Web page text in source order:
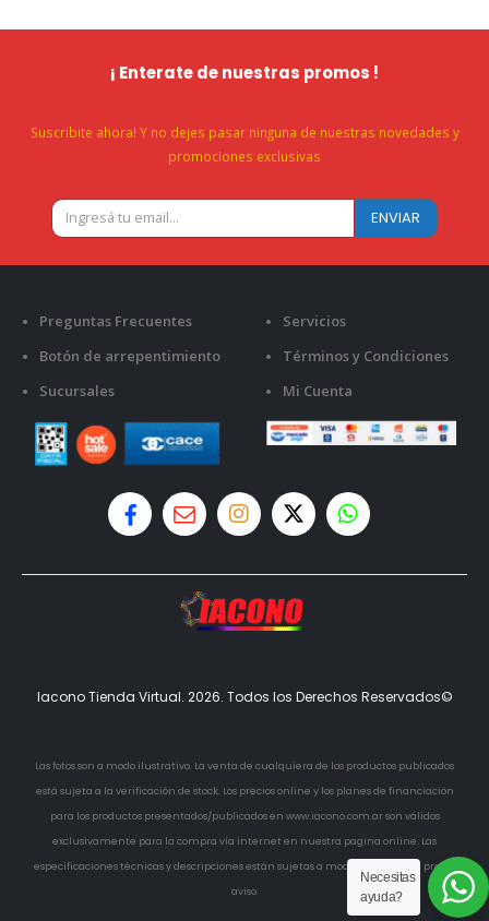
¡ Enterate de nuestras promos !
Suscribite ahora! Y no dejes pasar ninguna de nuestras novedades y
promociones exclusivas
Preguntas Frecuentes
Botón de arrepentimiento
Sucursales
Servicios
Términos y Condiciones
Mi Cuenta
Iacono Tienda Virtual. 2026. Todos los Derechos Reservados©
Las fotos son a modo ilustrativo. La venta de cualquiera de los productos publicados
está sujeta a la verificación de stock. Los precios online y los planes de financiación
para los productos presentados/publicados en www.iacono.com.ar son válidos
exclusivamente para la compra vía internet en nuestra pagina online. Las
especificaciones técnicas y descripciones están sujetas a modificaciones sin previo
aviso.
Necesitas
ayuda?